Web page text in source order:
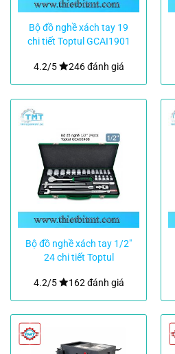
Bộ đồ nghề xách tay 19
chi tiết Toptul GCAI1901
4.2/5 246 đánh giá
Bộ đồ nghề xách tay 1/2″
24 chi tiết Toptul
4.2/5
162 đánh giá